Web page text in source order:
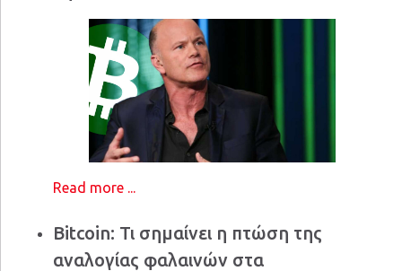
Read more ...
Bitcoin: Τι σημαίνει η πτώση της
αναλογίας φαλαινών στα